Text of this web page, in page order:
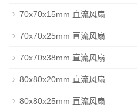
70x70x15mm 直流风扇
70x70x25mm 直流风扇
70x70x38mm 直流风扇
80x80x20mm 直流风扇
80x80x25mm 直流风扇